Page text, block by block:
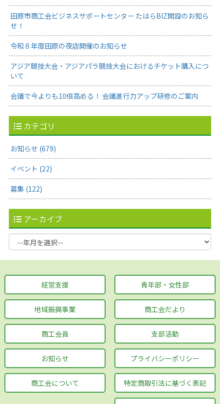
田原市商工会ビジネスサポートセンター たはらBIZ開設のお知ら
せ！
令和８年度田原の夜店開催のお知らせ
アジア競技大会・アジアパラ競技大会におけるチケット購入につ
いて
会議で今よりも10倍高める！ 会議進行力アップ研修のご案内
カテゴリ
お知らせ (679)
イベント (22)
募集 (122)
アーカイブ
経営支援
地域振興事業
商工会員
お知らせ
商工会について
青年部・女性部
商工会だより
支部活動
プライバシーポリシー
特定商取引法に基づく表記